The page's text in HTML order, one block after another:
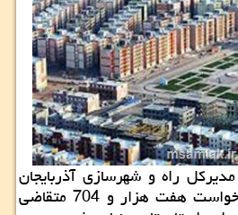
راه و شهرسازی آذربایجان
شرقی اظهار داشت: درخواست هفت هزار و 704 متقاضی